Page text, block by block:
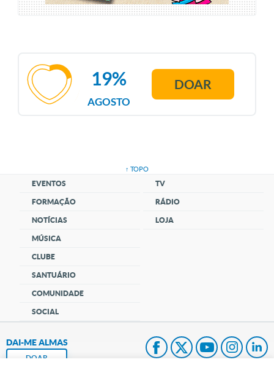
AGOSTO
19% DOAR
↑ TOPO
EVENTOS
FORMAÇÃO
NOTÍCIAS
MÚSICA
CLUBE
SANTUÁRIO
COMUNIDADE
SOCIAL
TV
RÁDIO
LOJA
DAI-ME ALMAS
DOAR